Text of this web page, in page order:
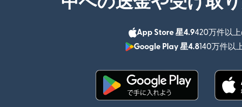
App Store 星4.9420万件以
Google Play 星4.8140万件以